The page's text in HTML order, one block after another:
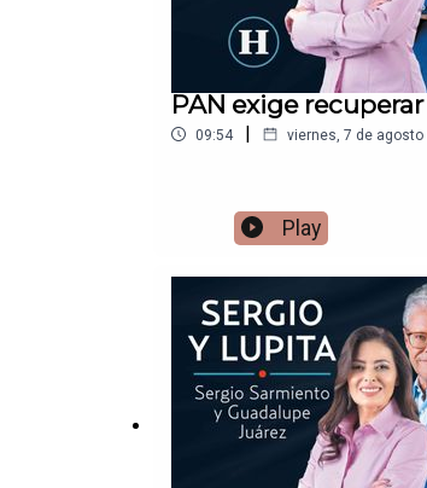
PAN exige
09:54 | viernes, 7 de agosto
Play